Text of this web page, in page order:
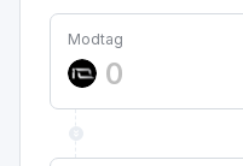
Modtag